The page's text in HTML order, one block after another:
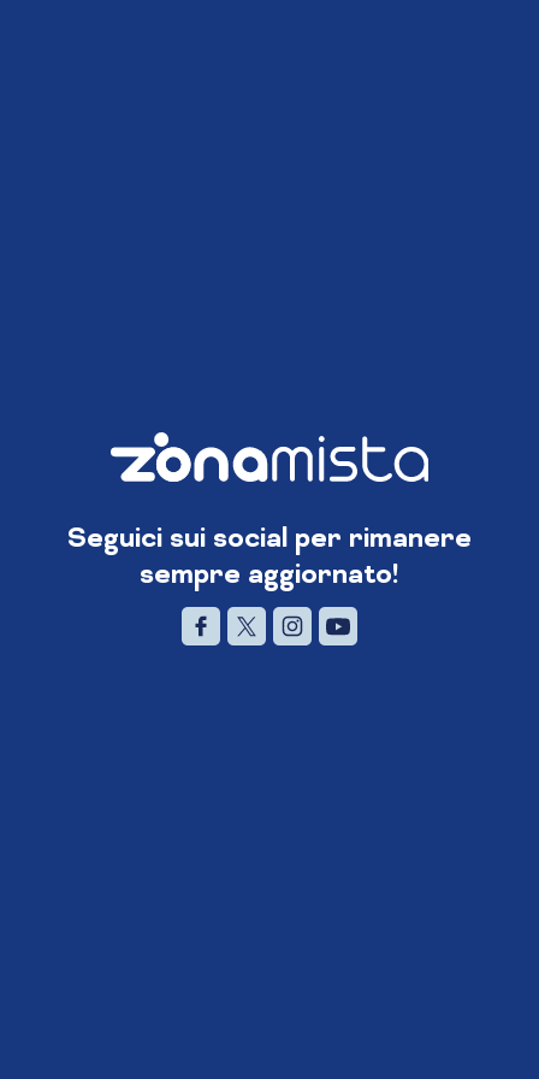
Seguici sui social per rimanere
sempre aggiornato!